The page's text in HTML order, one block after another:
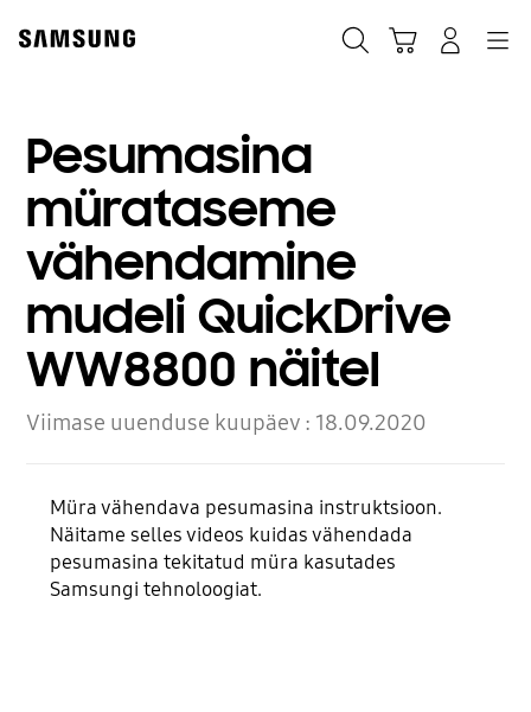
content
accessibility
Pesumasina
mürataseme
vähendamine
mudeli QuickDrive
WW8800 näitel
Viimase uuenduse kuupäev : 18.09.2020
Müra vähendava pesumasina instruktsioon.
Näitame selles videos kuidas vähendada
pesumasina tekitatud müra kasutades
Samsungi tehnoloogiat.